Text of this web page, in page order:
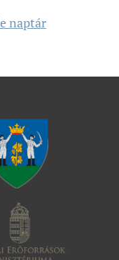
naptár